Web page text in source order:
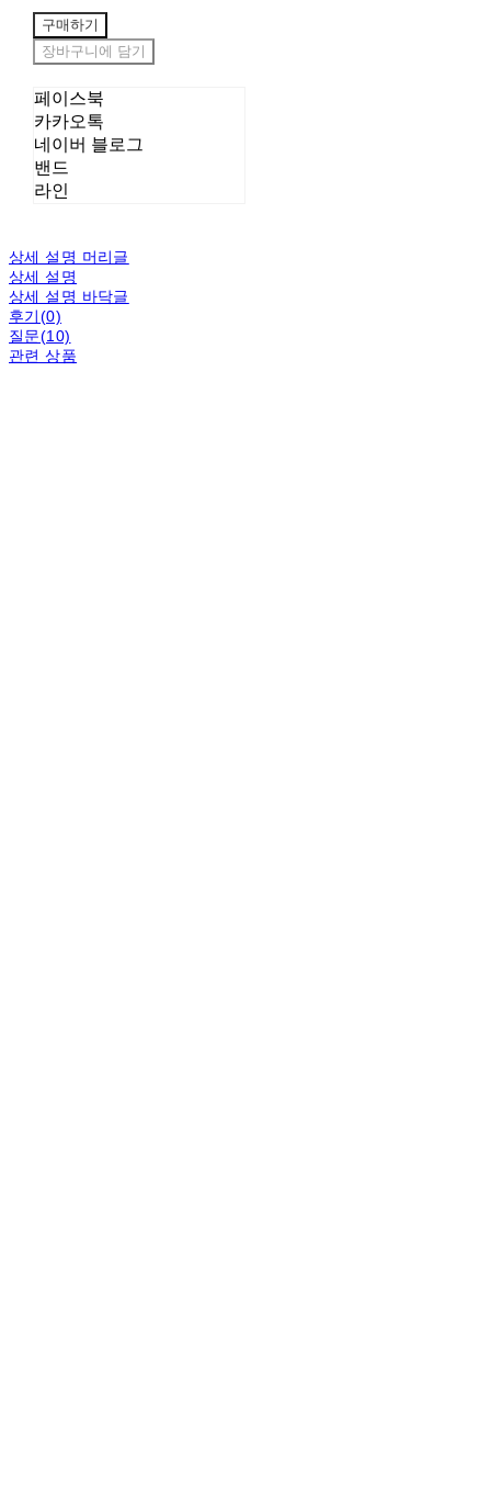
구매하기
장바구니에 담기
페이스북
카카오톡
네이버 블로그
밴드
라인
상세 설명 머리글
상세 설명
상세 설명 바닥글
후기(0)
질문(10)
관련 상품